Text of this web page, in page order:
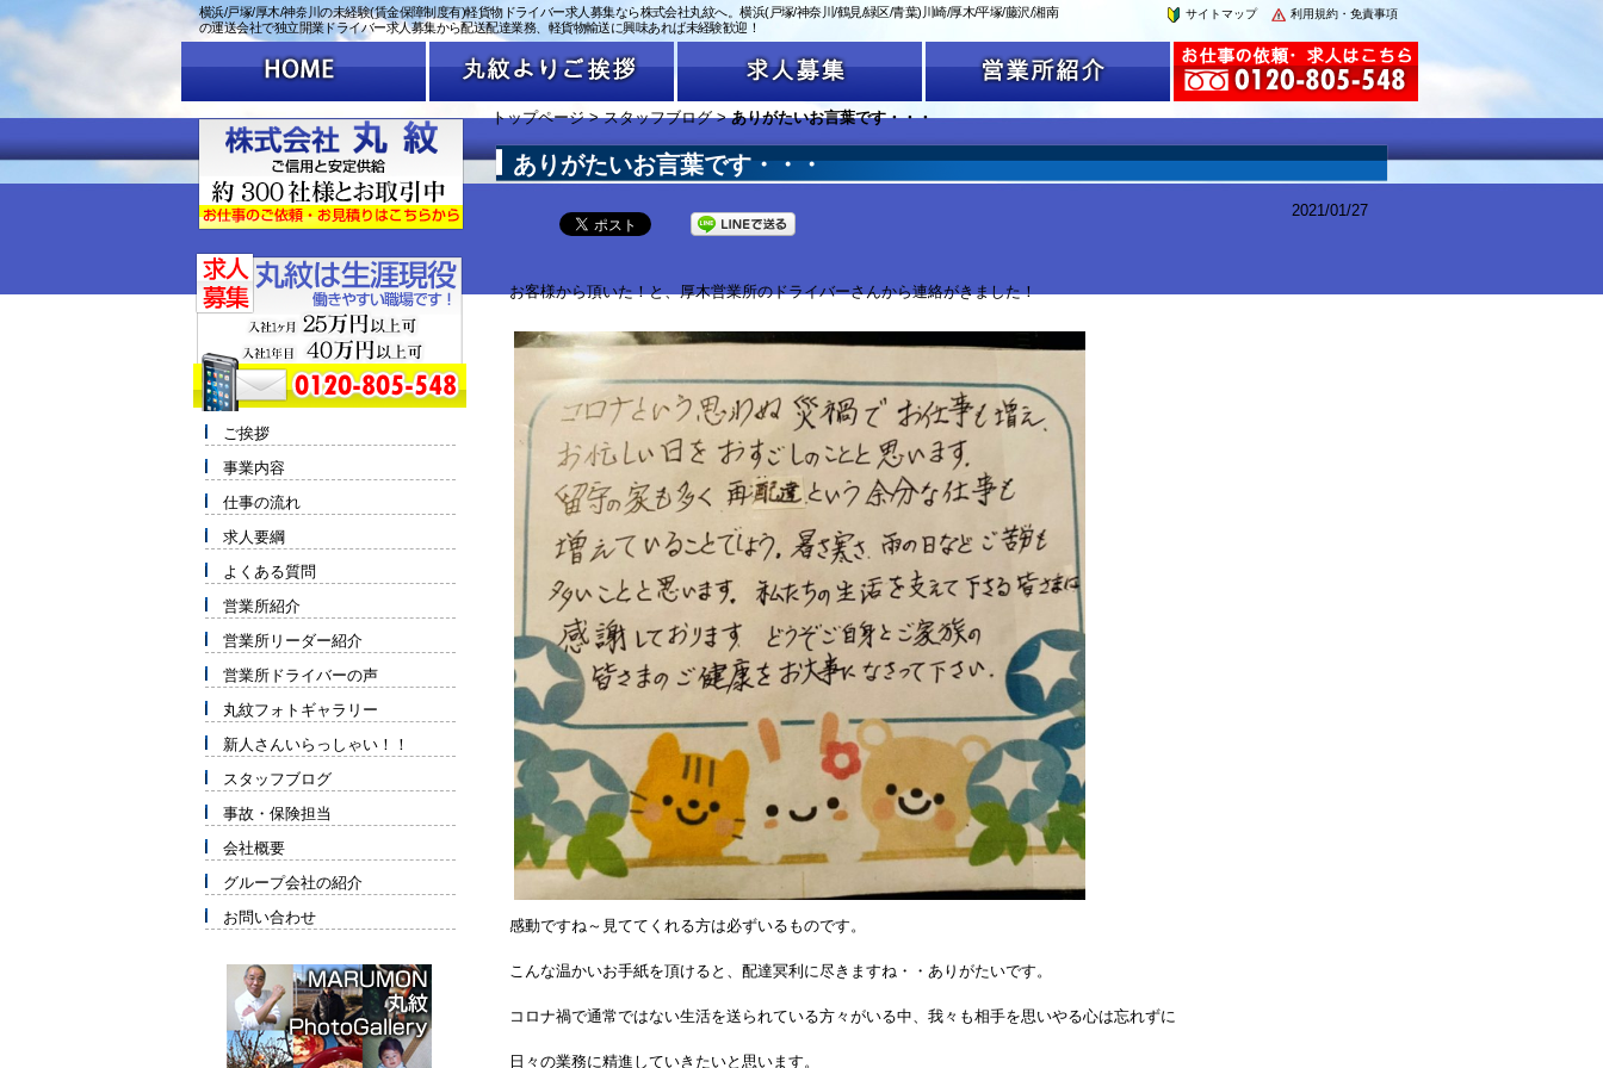
横浜/戸塚/厚木/神奈川の未経験(賃金保障制度有)軽貨物ドライバー求人募集なら株式会社丸紋へ。横浜(戸塚/神奈川/鶴見/緑区/青葉)川崎/厚木/平塚/藤沢/湘南
の運送会社で独立開業ドライバー求人募集から配送配達業務、軽貨物輸送に興味あれば未経験歓迎！
利用規約・免責事項
サイトマップ
トップページ>スタッフブログ>ありがたいお言葉です・・・
ありがたいお言葉です・・・
2021/01/27
お客様から頂いた！と、厚木営業所のドライバーさんから連絡がきました！
感動ですね～見ててくれる方は必ずいるものです。
こんな温かいお手紙を頂けると、配達冥利に尽きますね・・ありがたいです。
コロナ禍で通常ではない生活を送られている方々がいる中、我々も相手を思いやる心は忘れずに
日々の業務に精進していきたいと思います。
ご挨拶
事業内容
仕事の流れ
求人要綱
よくある質問
営業所紹介
営業所リーダー紹介
営業所ドライバーの声
丸紋フォトギャラリー
新人さんいらっしゃい！！
スタッフブログ
事故・保険担当
会社概要
グループ会社の紹介
お問い合わせ